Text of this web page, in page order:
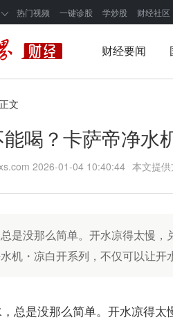
热门视频 一键诊股 学炒股 财经社区
财经要闻
正文
喝？卡萨帝净水
2026-01-04 10:40:44 本文提
是没那么简单。开水凉得太慢，
水机・凉白开系列，不仅可以让
总是没那么简单。开水凉得